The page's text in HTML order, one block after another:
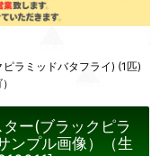
ラミッドバタフライ) (1匹)
ー(ブラックピラ
ンプル画像）（生